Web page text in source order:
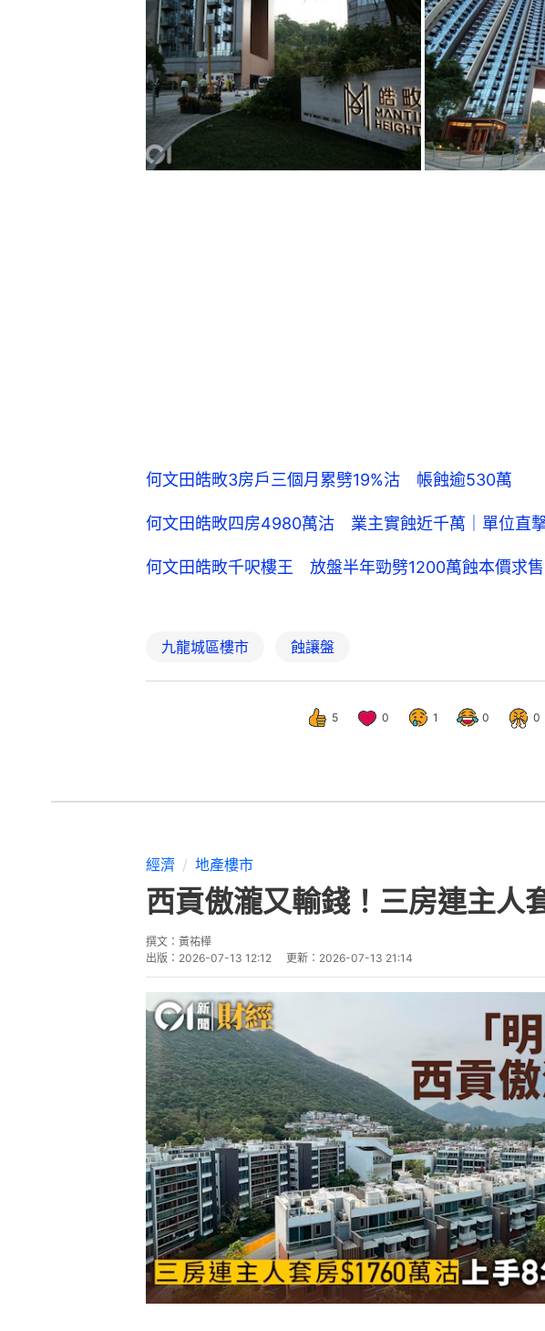
何文田皓畋3房戶三個月累劈19%沽 帳蝕逾530萬
何文田皓畋四房4980萬沽 業主實蝕近千萬｜單位直
何文田皓畋千呎樓王 放盤半年勁劈1200萬蝕本價求
九龍城區樓市 蝕讓盤
5 0 1 0 0
經濟 地產樓市
西貢傲瀧又輸錢！三房連主
撰文： 黃祐樺
出版： 2026-07-13 12:12 更新： 2026-07-13 21:14